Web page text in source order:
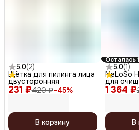
5.0(2)
231 ₽420 ₽−45%
Щётка для пилинга лица
двусторонняя
В корзину
Осталась
5.0(1)
1 364 ₽
MeLoSo
для
in 1 Dual
В